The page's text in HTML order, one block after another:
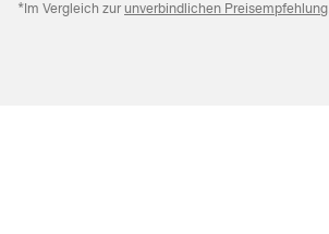
*Im Vergleich zur unverbindlichen Preisempfehlung